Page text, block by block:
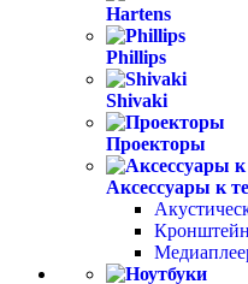
Hartens
Phillips
Shivaki
Проекторы
Аксессуары к
Кронштейн